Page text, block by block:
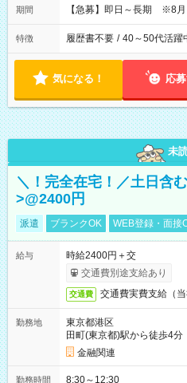
期間 【急募】即日～長期 ※8月
特徴 履歴書不要 / 40～50代活躍
気になる！ 応
未
＼！完全在宅！／土日含
>@2400円
派遣 ブランクOK WEB登録・面接
給与
時給2400円＋交
交通費別途支給あり
交通費 交通費実費支給（当
勤務地
東京都港区
田町(東京都)駅から徒歩4分
金融関連
勤務時間 8:30～12:30